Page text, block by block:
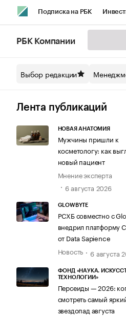
Подписка на РБК
Спецпроекты СПб
Технологии и медиа
РБК Компании
Выбор редакции
Лента публикаций
НОВАЯ АНАТОМИЯ
Мужчины пришли к
косметологу: как
новый пациент
Мнение эксперта
6 августа 2026
GLOWBYTE
РСХБ совместно с
внедрил платформу
от Data Sapience
Новость
6 августа
ФОНД «НАУКА.
ТЕХНОЛОГИИ»
Персеиды — 2026:
смотреть самый
звездопад августа